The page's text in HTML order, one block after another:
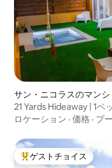
サン・ニコラスのマン
21 Yards Hideaway | 1ベ
ロケーション · 価格 · プ
大好評のゲストチョイス
ゲストチョイス